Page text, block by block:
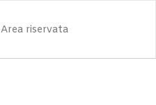
Area riservata